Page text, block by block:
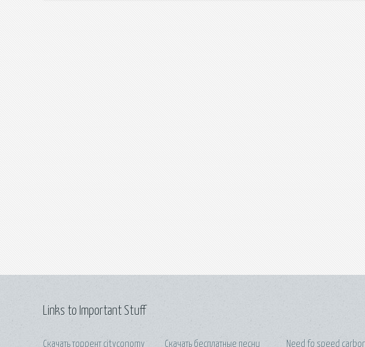
Links to Important Stuff
Скачать торрент cityconomy Скачать бесплатные песни Need fo speed